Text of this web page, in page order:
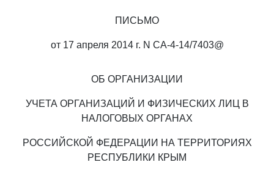
ПИСЬМО
от 17 апреля 2014 г. N СА-4-14/7403@
ОБ ОРГАНИЗАЦИИ
УЧЕТА ОРГАНИЗАЦИЙ И ФИЗИЧЕСКИХ ЛИЦ В
НАЛОГОВЫХ ОРГАНАХ
РОССИЙСКОЙ ФЕДЕРАЦИИ НА ТЕРРИТОРИЯХ
РЕСПУБЛИКИ КРЫМ